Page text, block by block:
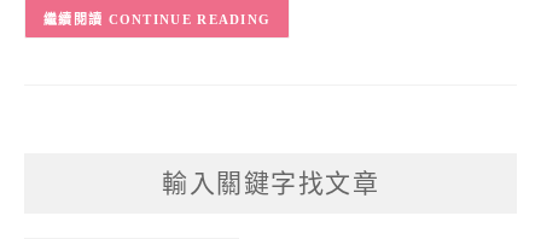
CONTINUE READING
輸入關鍵字找文章